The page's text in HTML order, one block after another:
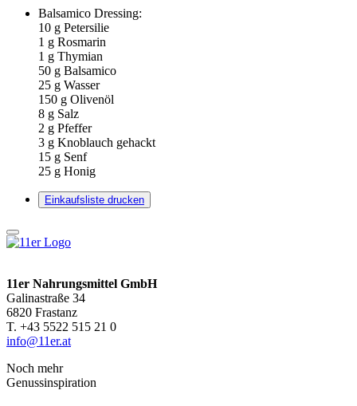
Balsamico Dressing:
10 g Petersilie
1 g Rosmarin
1 g Thymian
50 g Balsamico
25 g Wasser
150 g Olivenöl
8 g Salz
2 g Pfeffer
3 g Knoblauch gehackt
15 g Senf
25 g Honig
Einkaufsliste drucken
11er Nahrungsmittel GmbH
Galinastraße 34
6820 Frastanz
T. +43 5522 515 21 0
info@11er.at
Noch mehr
Genussinspiration